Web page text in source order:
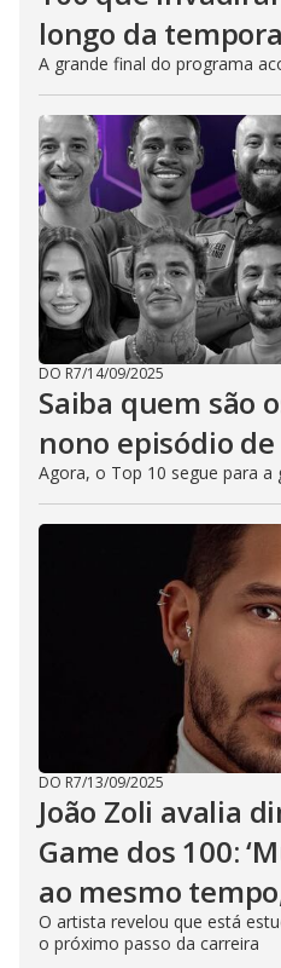
longo da
A grande final do programa
DO R7/14/09/2025
Saiba quem são
nono episódio
Agora, o Top 10 segue para
DO R7/13/09/2025
João Zoli avalia
Game dos 100:
ao mesmo
O artista revelou que está
o próximo passo da carreira